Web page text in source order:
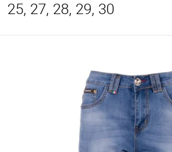
25, 27, 28, 29, 30